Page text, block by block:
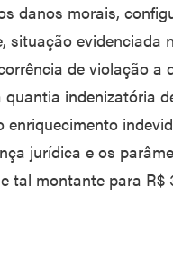
danos morais,
evidenciada
de violação a
indenizatória
jurídica e os
tal montante para R$